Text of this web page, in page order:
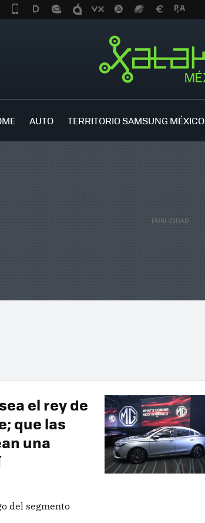
AUTO TERRITORIO SAMSUNG MÉXICO
el rey de
que las
una
del segmento